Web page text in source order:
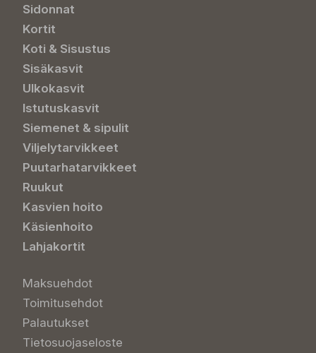
Sidonnat
Kortit
Koti & Sisustus
Sisäkasvit
Ulkokasvit
Istutuskasvit
Siemenet & sipulit
Viljelytarvikkeet
Puutarhatarvikkeet
Ruukut
Kasvien hoito
Käsienhoito
Lahjakortit
Maksuehdot
Toimitusehdot
Palautukset
Tietosuojaseloste